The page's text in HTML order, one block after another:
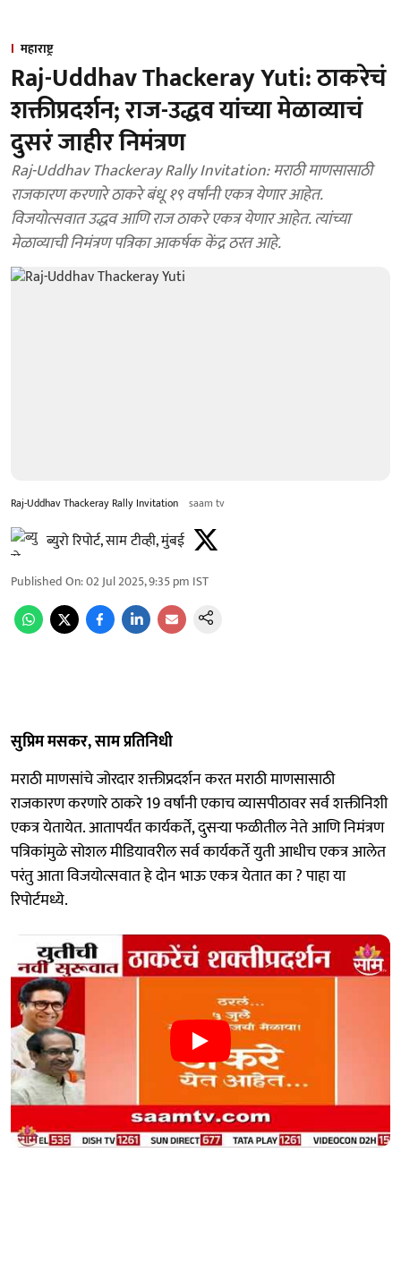
महाराष्ट्र
Raj-Uddhav Thackeray Yuti: ठाकरेचं
शक्तीप्रदर्शन; राज-उद्धव यांच्या मेळाव्याचं
दुसरं जाहीर निमंत्रण
Raj-Uddhav Thackeray Rally Invitation: मराठी माणसासाठी
राजकारण करणारे ठाकरे बंधू १९ वर्षांनी एकत्र येणार आहेत.
विजयोत्सवात उद्धव आणि राज ठाकरे एकत्र येणार आहेत. त्यांच्या
मेळाव्याची निमंत्रण पत्रिका आकर्षक केंद्र ठरत आहे.
Raj-Uddhav Thackeray Rally Invitation saam tv
ब्युरो रिपोर्ट, साम टीव्ही, मुंबई
Published On:02 Jul 2025, 9:35 pm IST
सुप्रिम मसकर, साम प्रतिनिधी
मराठी माणसांचे जोरदार शक्तीप्रदर्शन करत मराठी माणसासाठी
राजकारण करणारे ठाकरे 19 वर्षांनी एकाच व्यासपीठावर सर्व शक्तीनिशी
एकत्र येतायेत. आतापर्यंत कार्यकर्ते, दुसऱ्या फळीतील नेते आणि निमंत्रण
पत्रिकांमुळे सोशल मीडियावरील सर्व कार्यकर्ते युती आधीच एकत्र आलेत
परंतु आता विजयोत्सवात हे दोन भाऊ एकत्र येतात का ? पाहा या
रिपोर्टमध्ये.